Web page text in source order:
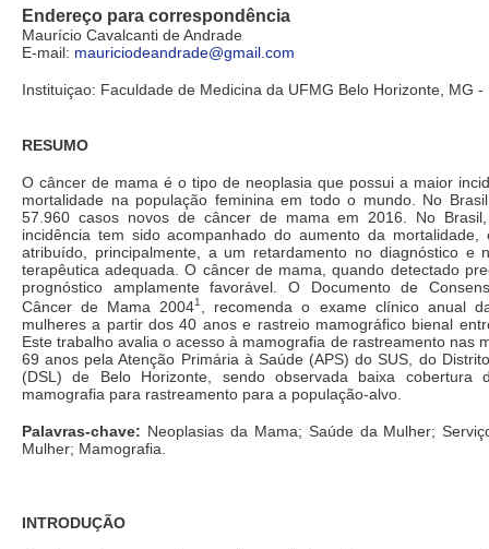
Endereço para correspondência
Maurício Cavalcanti de Andrade
E-mail: mauriciodeandrade@gmail.com
Instituiçao: Faculdade de Medicina da UFMG Belo Horizonte, MG -
RESUMO
O câncer de mama é o tipo de neoplasia que possui a maior
mortalidade na população feminina em todo o mundo. No
57.960 casos novos de câncer de mama em 2016. No
incidência tem sido acompanhado do aumento da
atribuído, principalmente, a um retardamento no diagnóstico e
terapêutica adequada. O câncer de mama, quando detectado
prognóstico amplamente favorável. O Documento de
Câncer de Mama 20041
, recomenda o exame clínico anual
mulheres a partir dos 40 anos e rastreio mamográfico bienal
Este trabalho avalia o acesso à mamografia de rastreamento nas
69 anos pela Atenção Primária à Saúde (APS) do SUS, do
(DSL) de Belo Horizonte, sendo observada baixa cobertura
mamografia para rastreamento para a população-alvo.
Palavras-chave: Neoplasias da Mama; Saúde da Mulher;
Mulher; Mamografia.
INTRODUÇÃO